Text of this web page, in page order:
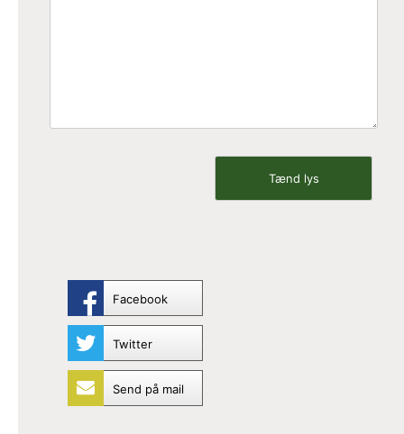
Facebook
Twitter
Send på mail